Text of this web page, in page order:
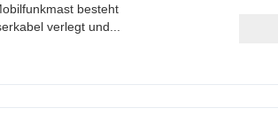
besteht
verlegt und...